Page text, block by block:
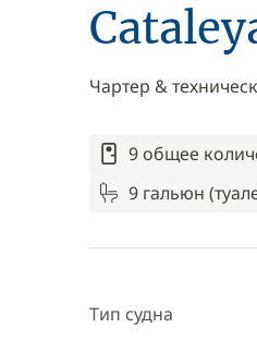
Чартер &
9 общее
9 гальюн
Тип судна